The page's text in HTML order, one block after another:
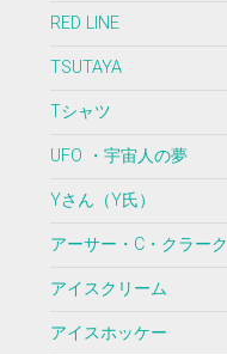
RED LINE
TSUTAYA
Tシャツ
UFO ・宇宙人の夢
Yさん（Y氏）
アーサー・C・クラーク
アイスクリーム
アイスホッケー